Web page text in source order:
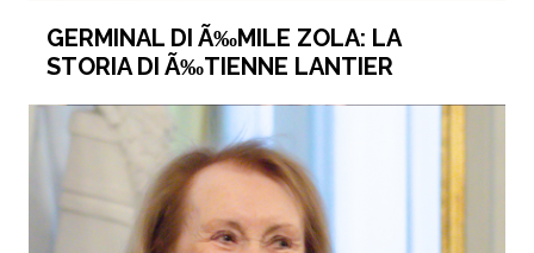
GERMINAL DI Ã‰MILE ZOLA: LA
STORIA DI Ã‰TIENNE LANTIER